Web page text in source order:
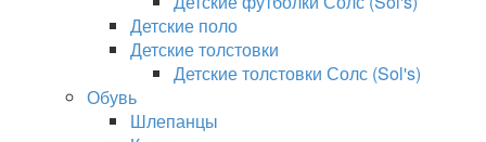
Детские поло
Детские толстовки
Детские толстовки Солс (Sol's)
Обувь
Шлепанцы